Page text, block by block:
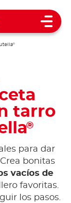
Open
®
tarro
®
para dar
bonitas
vacíos de
favoritas.
los pasos.